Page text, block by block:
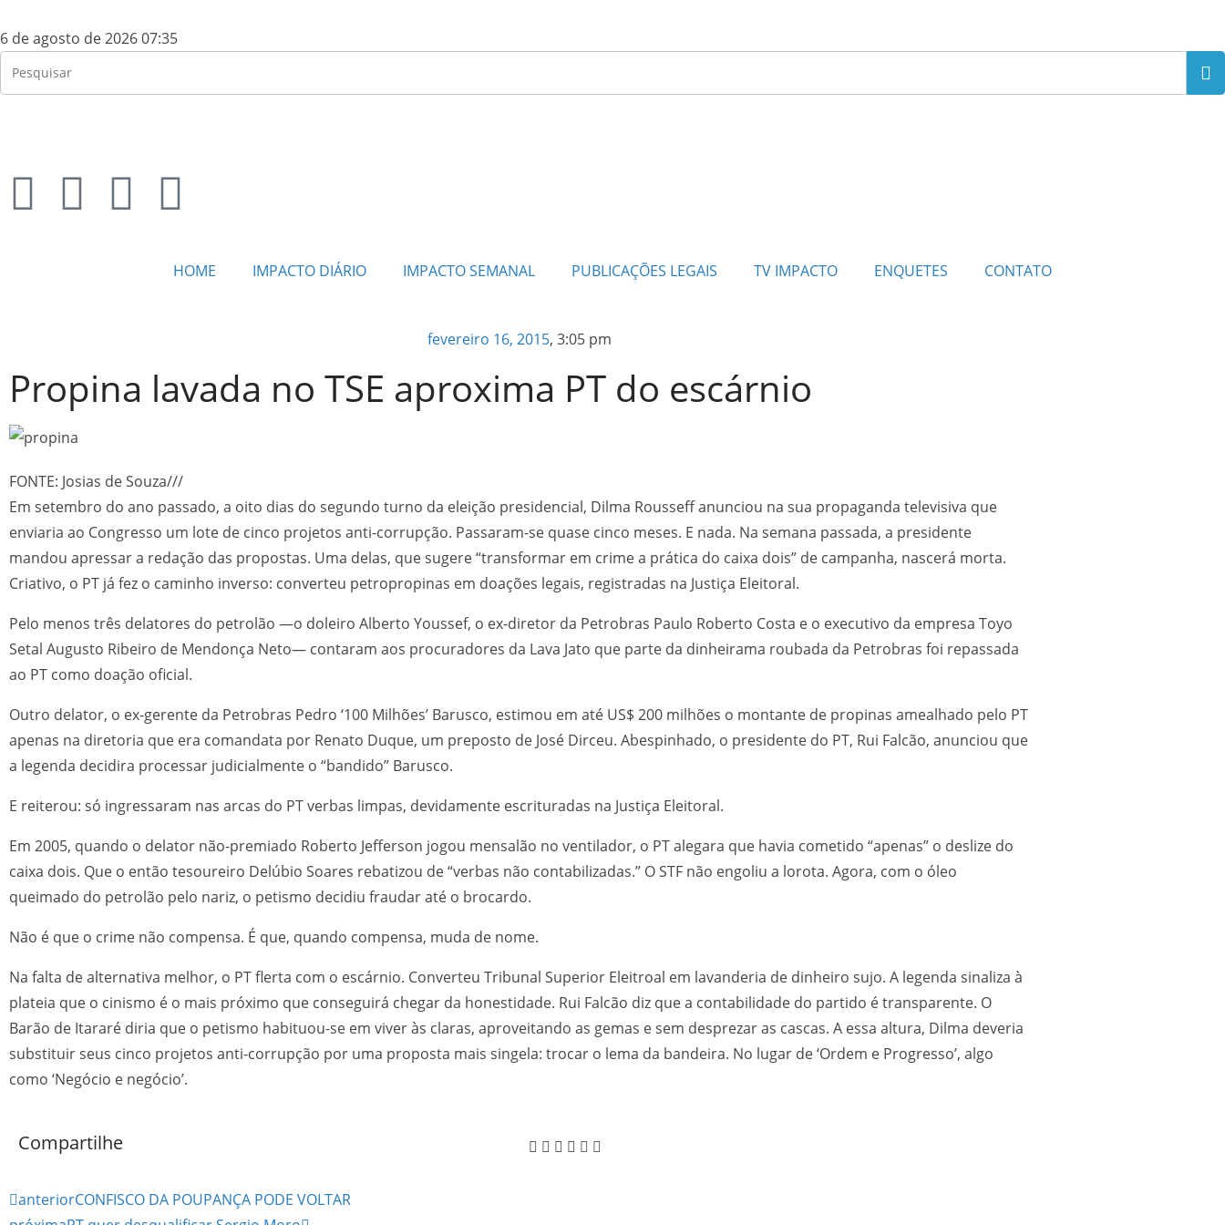
6 de agosto de 2026 07:35
HOME IMPACTO DIÁRIO IMPACTO SEMANAL PUBLICAÇÕES LEGAIS TV IMPACTO ENQUETES CONTATO
fevereiro 16, 2015, 3:05 pm
Propina lavada no TSE aproxima PT do escárnio
FONTE: Josias de Souza///
Em setembro do ano passado, a oito dias do segundo turno da eleição presidencial, Dilma Rousseff anunciou na sua propaganda televisiva que
enviaria ao Congresso um lote de cinco projetos anti-corrupção. Passaram-se quase cinco meses. E nada. Na semana passada, a presidente
mandou apressar a redação das propostas. Uma delas, que sugere “transformar em crime a prática do caixa dois” de campanha, nascerá morta.
Criativo, o PT já fez o caminho inverso: converteu petropropinas em doações legais, registradas na Justiça Eleitoral.
Pelo menos três delatores do petrolão —o doleiro Alberto Youssef, o ex-diretor da Petrobras Paulo Roberto Costa e o executivo da empresa Toyo
Setal Augusto Ribeiro de Mendonça Neto— contaram aos procuradores da Lava Jato que parte da dinheirama roubada da Petrobras foi repassada
ao PT como doação oficial.
Outro delator, o ex-gerente da Petrobras Pedro ‘100 Milhões’ Barusco, estimou em até US$ 200 milhões o montante de propinas amealhado pelo PT
apenas na diretoria que era comandata por Renato Duque, um preposto de José Dirceu. Abespinhado, o presidente do PT, Rui Falcão, anunciou que
a legenda decidira processar judicialmente o “bandido” Barusco.
E reiterou: só ingressaram nas arcas do PT verbas limpas, devidamente escrituradas na Justiça Eleitoral.
Em 2005, quando o delator não-premiado Roberto Jefferson jogou mensalão no ventilador, o PT alegara que havia cometido “apenas” o deslize do
caixa dois. Que o então tesoureiro Delúbio Soares rebatizou de “verbas não contabilizadas.” O STF não engoliu a lorota. Agora, com o óleo
queimado do petrolão pelo nariz, o petismo decidiu fraudar até o brocardo.
Não é que o crime não compensa. É que, quando compensa, muda de nome.
Na falta de alternativa melhor, o PT flerta com o escárnio. Converteu Tribunal Superior Eleitroal em lavanderia de dinheiro sujo. A legenda sinaliza à
plateia que o cinismo é o mais próximo que conseguirá chegar da honestidade. Rui Falcão diz que a contabilidade do partido é transparente. O
Barão de Itararé diria que o petismo habituou-se em viver às claras, aproveitando as gemas e sem desprezar as cascas. A essa altura, Dilma deveria
substituir seus cinco projetos anti-corrupção por uma proposta mais singela: trocar o lema da bandeira. No lugar de ‘Ordem e Progresso’, algo
como ‘Negócio e negócio’.
Compartilhe
anteriorCONFISCO DA POUPANÇA PODE VOLTAR